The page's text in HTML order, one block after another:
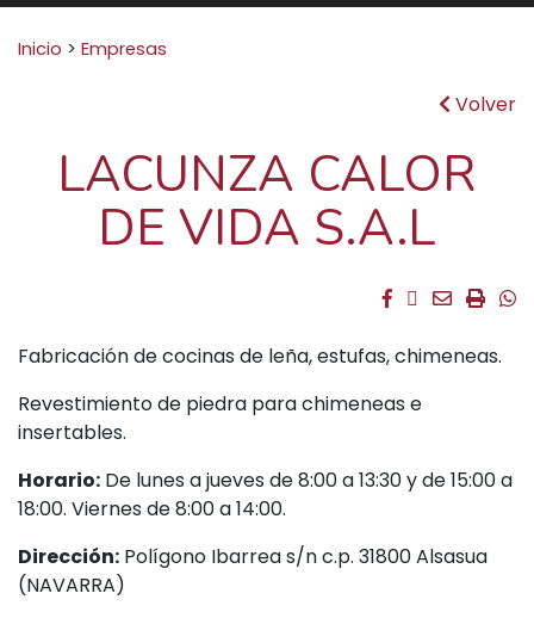
Buscar:
Inicio > Empresas
Volver
LACUNZA CALOR
DE VIDA S.A.L
Facebook
Twitter
Email
Fabricación de cocinas de leña, estufas, chimeneas.
Revestimiento de piedra para chimeneas e
insertables.
Horario: De lunes a jueves de 8:00 a 13:30 y de 15:00 a
18:00. Viernes de 8:00 a 14:00.
Dirección: Polígono Ibarrea s/n c.p. 31800 Alsasua
(NAVARRA)